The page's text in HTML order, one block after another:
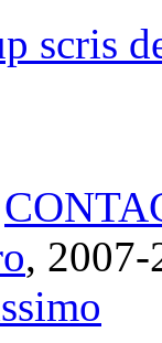
scris
, 2007-